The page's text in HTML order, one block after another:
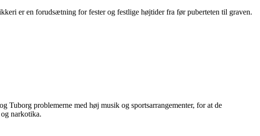
er en forudsætning for fester og festlige højtider fra før puberteten til graven.
Tuborg problemerne med høj musik og sportsarrangementer, for at de
narkotika.